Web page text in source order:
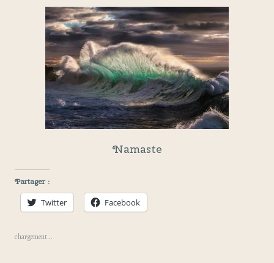
Namaste
Partager :
Twitter Facebook
chargement…